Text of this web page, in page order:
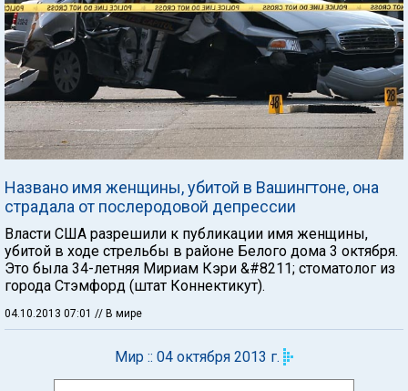
Названо имя женщины, убитой в Вашингтоне, она
страдала от послеродовой депрессии
Власти США разрешили к публикации имя женщины,
убитой в ходе стрельбы в районе Белого дома 3 октября.
Это была 34-летняя Мириам Кэри &#8211; стоматолог из
города Стэмфорд (штат Коннектикут).
04.10.2013 07:01 // В мире
Мир :: 04 октября 2013 г.